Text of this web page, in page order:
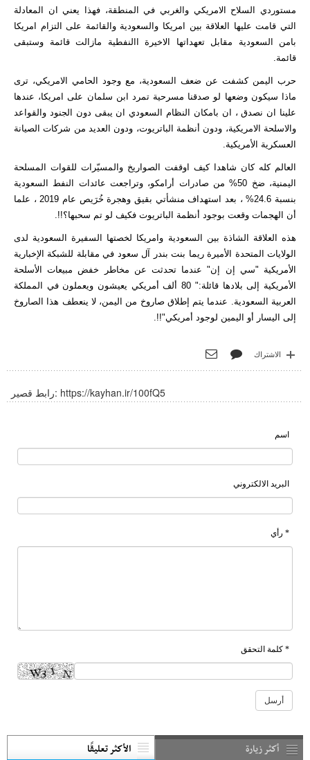
مستوردي السلاح الامريكي والغربي في المنطقة، فهذا يعني ان المعادلة
التي قامت عليها العلاقة بين امريكا والسعودية والقائمة على التزام امريكا
بامن السعودية مقابل تعهداتها الاخيرة االنفطية مازالت قائمة وستبقى
قائمة.
حرب اليمن كشفت عن ضعف السعودية، مع وجود الحامي الامريكي، ترى
ماذا سيكون وضعها لو صدقنا مسرحية تمرد ابن سلمان على امريكا، عندها
علينا ان نصدق ، ان بامكان النظام السعودي ان يبقى دون الجنود والقواعد
والاسلحة الامريكية، ودون أنظمة الباتريوت، ودون العديد من شركات الصيانة
العسكرية الأمريكية.
العالم كله كان شاهدا كيف اوقفت الصواريخ والمسيّرات للقوات المسلحة
اليمنية، ضخ 50% من صادرات أرامكو، وتراجعت عائدات النفط السعودية
بنسبة 24.6% ، بعد استهداف منشأتي بقيق وهجرة خُرَيص عام 2019 ، علما
أن الهجمات وقعت بوجود أنظمة الباتريوت فكيف لو تم سحبها؟!!.
هذه العلاقة الشاذة بين السعودية وامريكا لخصتها السفيرة السعودية لدى
الولايات المتحدة الأميرة ريما بنت بندر آل سعود في مقابلة للشبكة الإخبارية
الأمريكية "سي إن إن" عندما تحدثت عن مخاطر خفض مبيعات الأسلحة
الأمريكية إلى بلادها قائلة:" 80 ألف أمريكي يعيشون ويعملون في المملكة
العربية السعودية. عندما يتم إطلاق صاروخ من اليمن، لا ينعطف هذا الصاروخ
إلى اليسار أو اليمين لوجود أمريكي"!!.
الاشتراك
رابط قصير: https://kayhan.ir/100fQ5
اسم
البريد الالكتروني
* رأي
* كلمة التحقق
أكثر زيارة الأكثر تعليقًا